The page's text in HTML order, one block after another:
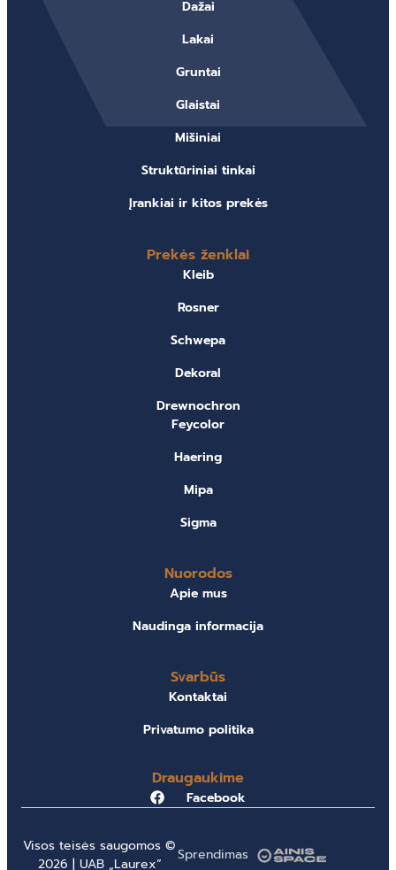
Dažai
Lakai
Gruntai
Glaistai
Mišiniai
Struktūriniai tinkai
Įrankiai ir kitos prekės
Prekės ženklai
Kleib
Rosner
Schwepa
Dekoral
Drewnochron
Feycolor
Haering
Mipa
Sigma
Nuorodos
Apie mus
Naudinga informacija
Svarbūs
Kontaktai
Privatumo politika
Draugaukime
Facebook
Visos teisės saugomos ©
2026 | UAB „Laurex”
Sprendimas